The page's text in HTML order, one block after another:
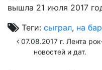
вышла 21 июля 2017
Теги: сыграл, на
07.08.2017 г. Лента
новостей и дат.